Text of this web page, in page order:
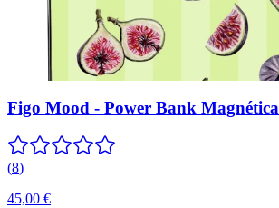
Figo Mood - Power Bank Magnética
(8)
45,00 €